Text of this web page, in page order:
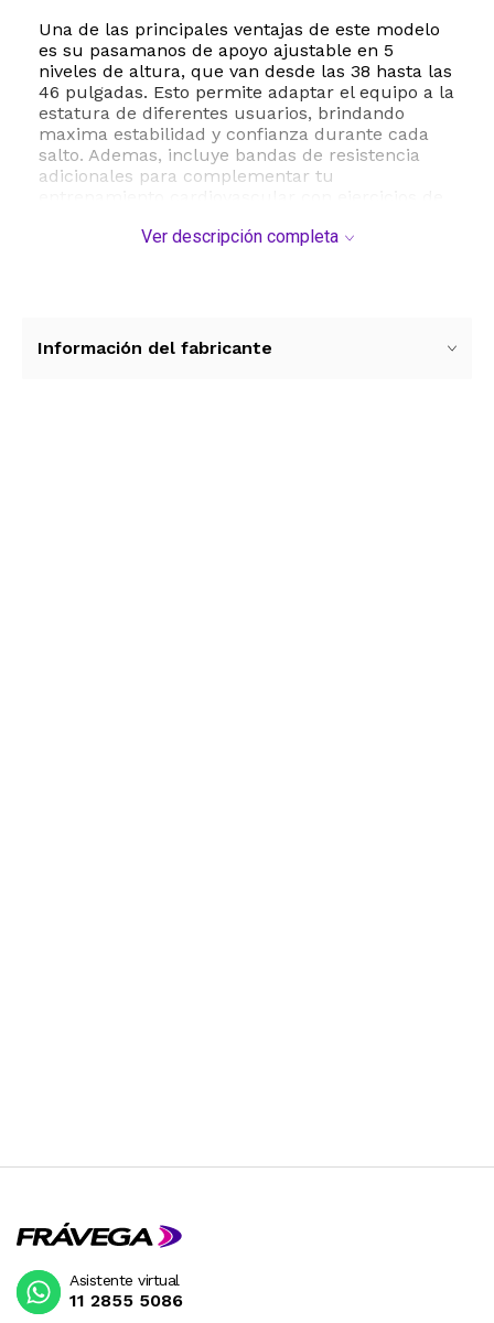
Una de las principales ventajas de este modelo
es su pasamanos de apoyo ajustable en 5
niveles de altura, que van desde las 38 hasta las
46 pulgadas. Esto permite adaptar el equipo a la
estatura de diferentes usuarios, brindando
maxima estabilidad y confianza durante cada
salto. Ademas, incluye bandas de resistencia
adicionales para complementar tu
goma antideslizantes que reducen
Ver descripción completa
Información del fabricante
Asistente virtual
11 2855 5086